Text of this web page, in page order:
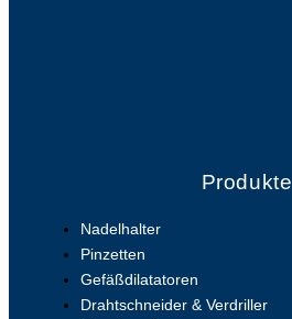
Produkte
Nadelhalter
Pinzetten
Gefäßdilatatoren
Drahtschneider & Verdriller